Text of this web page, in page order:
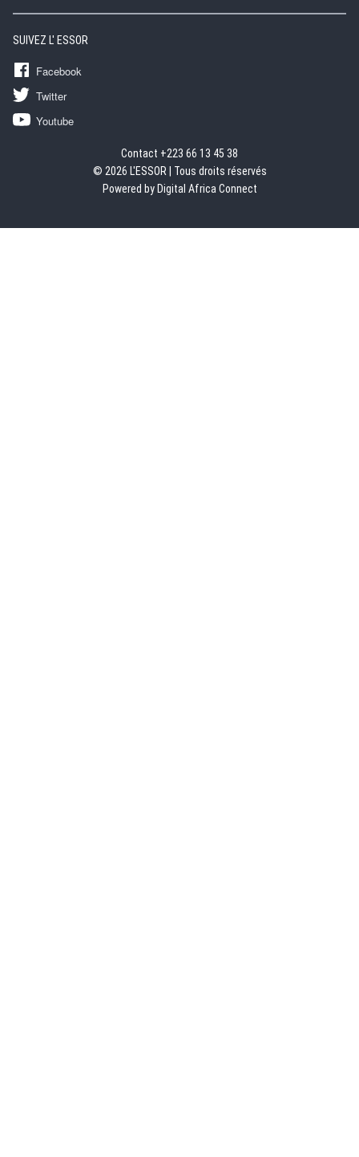
SUIVEZ L' ESSOR
Facebook
Twitter
Youtube
Contact +223 66 13 45 38
© 2026 L'ESSOR | Tous droits réservés
Powered by Digital Africa Connect